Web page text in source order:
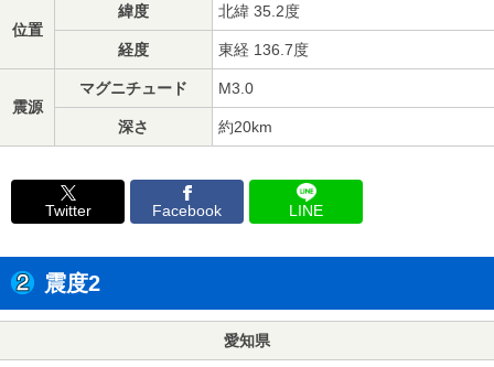
位置
緯度 北緯 35.2度
経度 東経 136.7度
震源
マグニチュード M3.0
深さ 約20km
Twitter Facebook LINE
震度2
愛知県